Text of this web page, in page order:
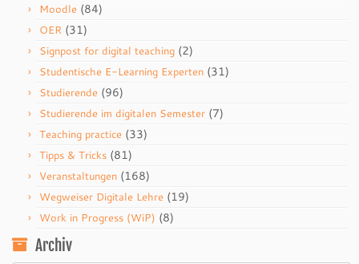
Moodle (84)
OER (31)
Signpost for digital teaching (2)
Studentische E-Learning Experten (31)
Studierende (96)
Studierende im digitalen Semester (7)
Teaching practice (33)
Tipps & Tricks (81)
Veranstaltungen (168)
Wegweiser Digitale Lehre (19)
Work in Progress (WiP) (8)
Archiv